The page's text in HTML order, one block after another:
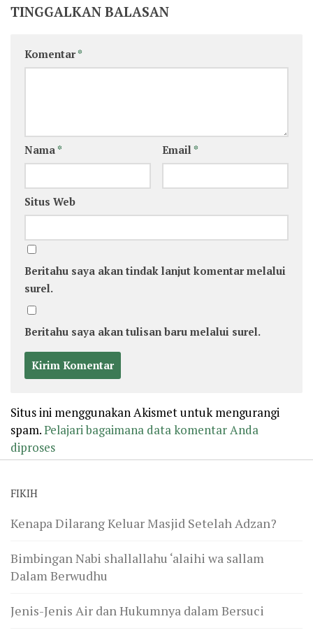
TINGGALKAN BALASAN
Komentar*
Nama * Email *
Situs Web
Beritahu saya akan tindak lanjut komentar melalui
surel.
Beritahu saya akan tulisan baru melalui surel.
Situs ini menggunakan Akismet untuk mengurangi
spam.Pelajari bagaimana data komentar Anda
diproses
FIKIH
Kenapa Dilarang Keluar Masjid Setelah Adzan?
Bimbingan Nabi shallallahu ‘alaihi wa sallam
Dalam Berwudhu
Jenis-Jenis Air dan Hukumnya dalam Bersuci